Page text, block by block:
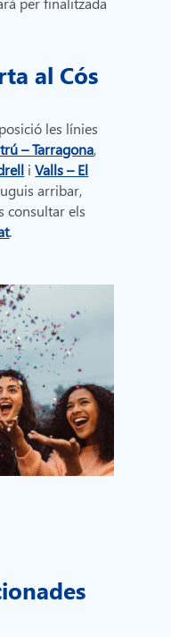
al Cós
les línies
– Tarragona,
iValls – El
arribar,
consultar els
.